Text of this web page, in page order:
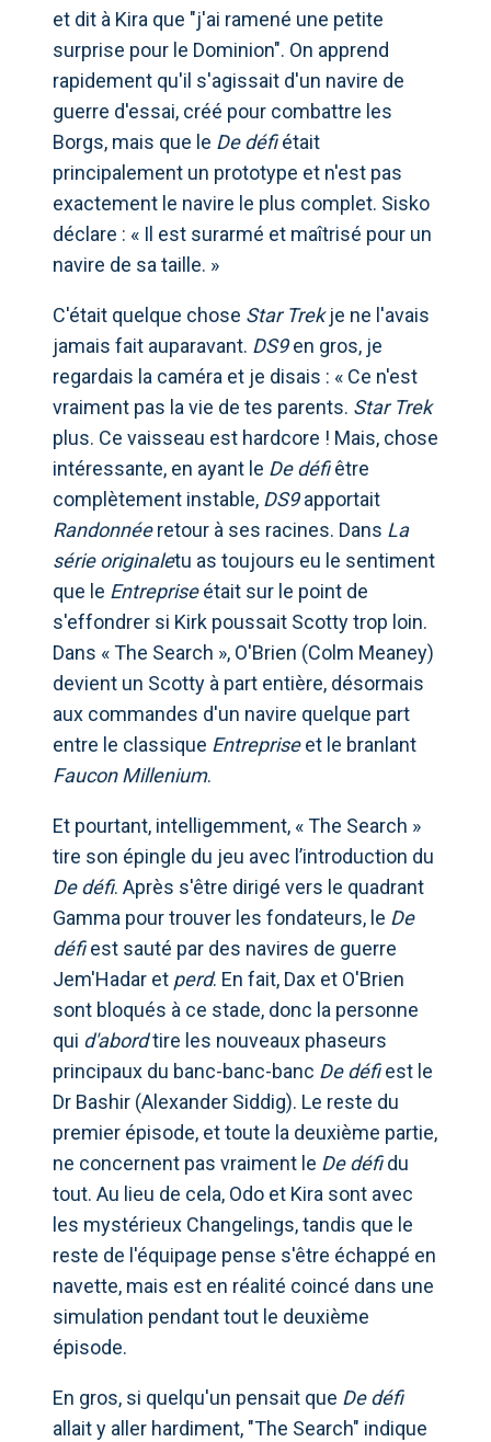
et dit à Kira que "j'ai ramené une petite
surprise pour le Dominion". On apprend
rapidement qu'il s'agissait d'un navire de
guerre d'essai, créé pour combattre les
Borgs, mais que le De défiétait
principalement un prototype et n'est pas
exactement le navire le plus complet. Sisko
déclare : « Il est surarmé et maîtrisé pour un
navire de sa taille. »
C'était quelque chose Star Trekje ne l'avais
jamais fait auparavant. DS9en gros, je
regardais la caméra et je disais : « Ce n'est
vraiment pas la vie de tes parents. Star Trek
plus. Ce vaisseau est hardcore ! Mais, chose
intéressante, en ayant le De défiêtre
complètement instable, DS9apportait
Randonnéeretour à ses racines. Dans La
série originaletu as toujours eu le sentiment
que le Entrepriseétait sur le point de
s'effondrer si Kirk poussait Scotty trop loin.
Dans « The Search », O'Brien (Colm Meaney)
devient un Scotty à part entière, désormais
aux commandes d'un navire quelque part
entre le classique Entrepriseet le branlant
Faucon Millenium.
Et pourtant, intelligemment, « The Search »
tire son épingle du jeu avec l’introduction du
De défi. Après s'être dirigé vers le quadrant
Gamma pour trouver les fondateurs, le De
défiest sauté par des navires de guerre
Jem'Hadar et perd. En fait, Dax et O'Brien
sont bloqués à ce stade, donc la personne
qui d'abordtire les nouveaux phaseurs
principaux du banc-banc-banc De défiest le
Dr Bashir (Alexander Siddig). Le reste du
premier épisode, et toute la deuxième partie,
ne concernent pas vraiment le De défidu
tout. Au lieu de cela, Odo et Kira sont avec
les mystérieux Changelings, tandis que le
reste de l'équipage pense s'être échappé en
navette, mais est en réalité coincé dans une
simulation pendant tout le deuxième
épisode.
En gros, si quelqu'un pensait que De défi
allait y aller hardiment, "The Search" indique